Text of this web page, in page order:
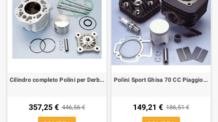
Cilindro completo Polini per Derbi Senda, GPR 50 (mot D50B0) 80 cc Ø 50 H2O, sp. Ø 12
357,25 € 446,56 €
Polini Sport Ghisa 70 CC Piaggio/Gilera Aria
149,21 € 186,51 €